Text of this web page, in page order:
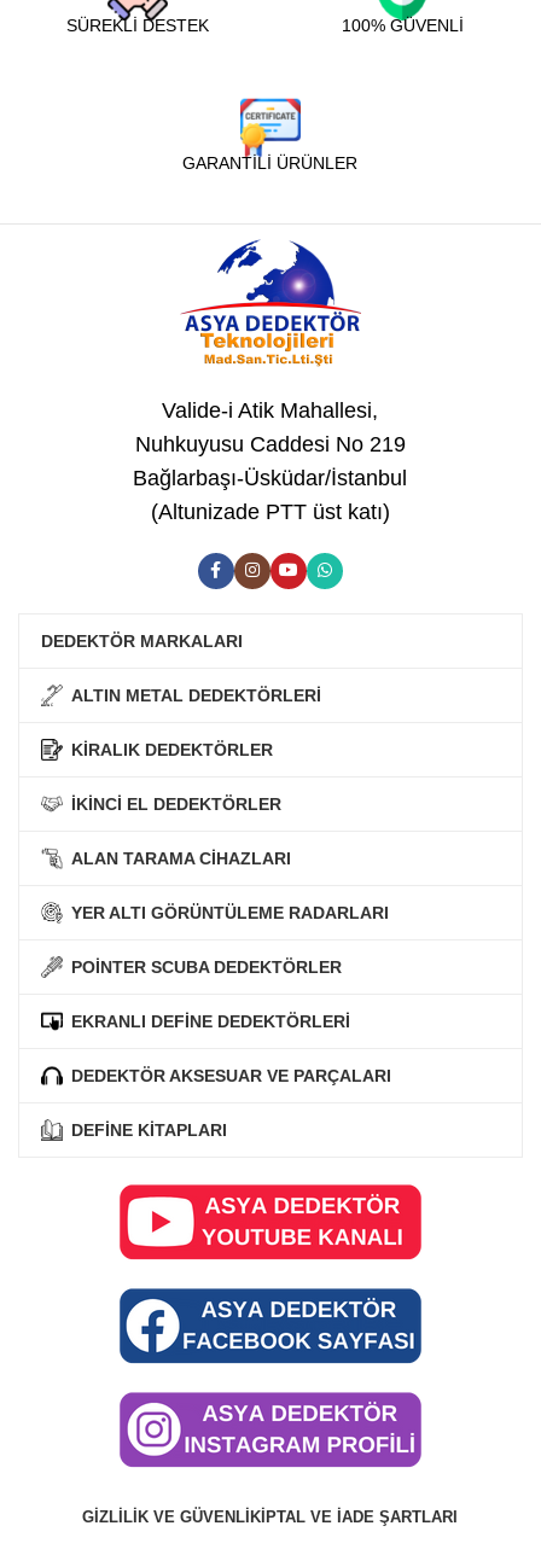
SÜREKLİ DESTEK 100% GÜVENLİ
GARANTİLİ ÜRÜNLER
Valide-i Atik Mahallesi,
Nuhkuyusu Caddesi No 219
Bağlarbaşı-Üsküdar/İstanbul
(Altunizade PTT üst katı)
DEDEKTÖR MARKALARI
ALTIN METAL DEDEKTÖRLERİ
KİRALIK DEDEKTÖRLER
İKİNCİ EL DEDEKTÖRLER
ALAN TARAMA CİHAZLARI
YER ALTI GÖRÜNTÜLEME RADARLARI
POİNTER SCUBA DEDEKTÖRLER
EKRANLI DEFİNE DEDEKTÖRLERİ
DEDEKTÖR AKSESUAR VE PARÇALARI
DEFİNE KİTAPLARI
GIZLILIK VE GÜVENLIK İPTAL VE İADE ŞARTLARI